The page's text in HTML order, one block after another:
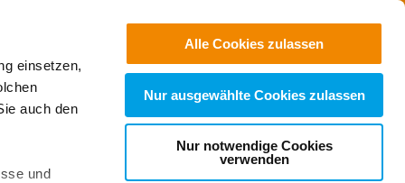
einsetzen,
auch den
und
Alle Cookies zulassen
Nur ausgewählte Cookies zulassen
Nur notwendige Cookies
verwenden
Suchen
Spenden
Jobs